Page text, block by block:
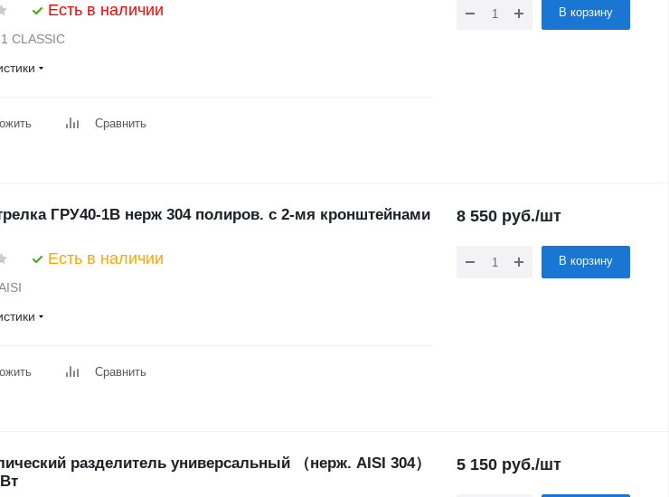
Есть в наличии
CLASSIC
Сравнить
В корзину
ГРУ40-1В нерж 304 полиров. с 2-мя кронштейнами
Есть в наличии
Сравнить
8 550 руб./шт
В корзину
разделитель универсальный （нерж. AISI 304）
5 150 руб./шт